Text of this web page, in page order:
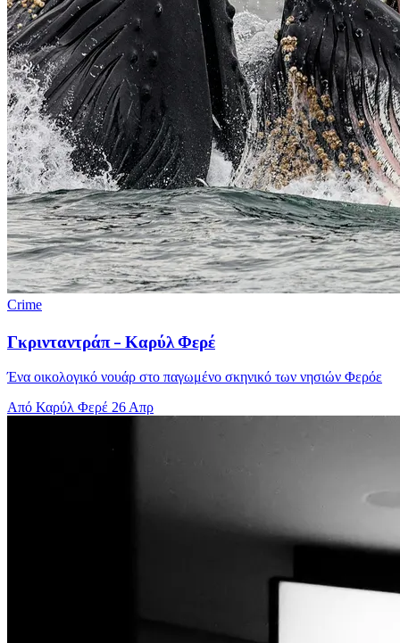
Crime
Γκρινταντράπ - Καρύλ Φερέ
Ένα οικολογικό νουάρ στο παγωμένο σκηνικό των νησιών Φερόε
Από Καρύλ Φερέ 26 Απρ